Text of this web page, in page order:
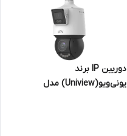
دوربین IP برند
یونی‌ویو(Uniview) مدل